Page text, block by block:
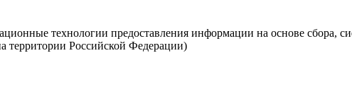
технологии предоставления информации на основе сбора,
территории Российской Федерации)